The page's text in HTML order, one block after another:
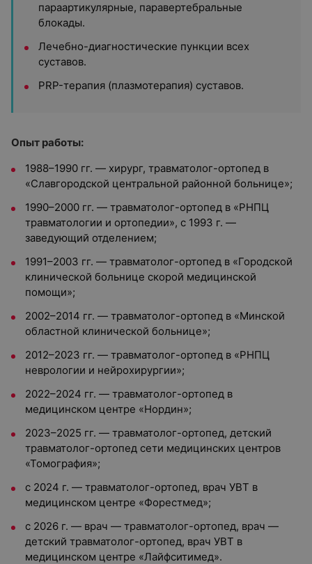
параартикулярные, паравертебральные
блокады.
Лечебно-диагностические пункции всех
суставов.
PRP-терапия (плазмотерапия) суставов.
Опыт работы:
1988–1990 гг. — хирург, травматолог-ортопед в
«Славгородской центральной районной больнице»;
1990–2000 гг. — травматолог-ортопед в «РНПЦ
травматологии и ортопедии», с 1993 г. —
заведующий отделением;
1991–2003 гг. — травматолог-ортопед в «Городской
клинической больнице скорой медицинской
помощи»;
2002–2014 гг. — травматолог-ортопед в «Минской
областной клинической больнице»;
2012–2023 гг. — травматолог-ортопед в «РНПЦ
неврологии и нейрохирургии»;
2022–2024 гг. — травматолог-ортопед в
медицинском центре «Нордин»;
2023–2025 гг. — травматолог-ортопед, детский
травматолог-ортопед сети медицинских центров
«Томография»;
с 2024 г. — травматолог-ортопед, врач УВТ в
медицинском центре «Форестмед»;
с 2026 г. — врач — травматолог-ортопед, врач —
детский травматолог-ортопед, врач УВТ в
медицинском центре «Лайфситимед».